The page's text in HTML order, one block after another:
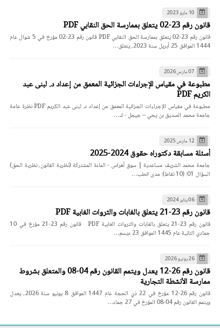
10 مايو 2023
قانون رقم 23-02 يتعلق بممارسة الحق النقابي PDF
قانون رقم 23-02 يتعلق بممارسة الحق النقابي PDF قانون رقم 23-02 مؤرخ في 5 شوال عام
1444 الموافق 25 أبريل سنة 2023، يتعلق…
07 مارس 2026
مطبوعة في مقياس الإجراءات الجزائية المعمق من إعداد د. لبنى عبد
الكريم PDF
مطبوعة في مقياس الإجراءات الجزائية المعمق من إعداد د. لبنى عبد الكريم PDF نظرة عامة
جامعة محمد الصديق بن يحي – جيجل - ك…
12 مارس 2025
أسئلة مسابقة دكتوراه حقوق 2024-2025
جامعة محمد الشريف مساعدية | سوق أهراس - المادة المشتركة (نظرية القانون، نظرية الحق)
السؤال 01: (10 نقاط): مدى انطب…
06 يناير 2024
قانون رقم 23-21 يتعلق بالغابات والثروات الغابية PDF
قانون رقم 23-21 يتعلق بالغابات والثروات الغابية PDF قانون رقم 23-21 مؤرخ في 10
جمادي الثانية عام 1445 الموافق 23 ديسم…
26 يونيو 2026
قانون رقم 26-12 يعدل ويتمم القانون رقم 04-08 والمتعلق بشروط
ممارسة الأنشطة التجارية
قانون رقم 26-12 مؤرخ في 22 ذي الحجة عام 1447 الموافق 8 يونيو سنة 2026، يعدل
ويتمم القانون رقم 04-08 المؤرخ في 27 جماد…